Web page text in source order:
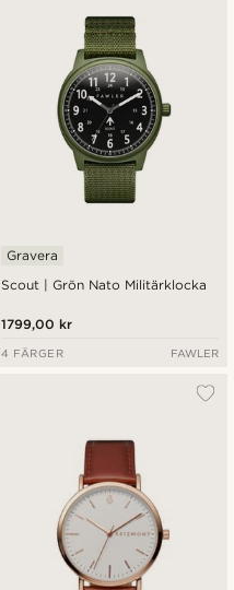
Scout | Grön Nato Militärklocka
Gravera
1799,00 kr
4 FÄRGER FAWLER